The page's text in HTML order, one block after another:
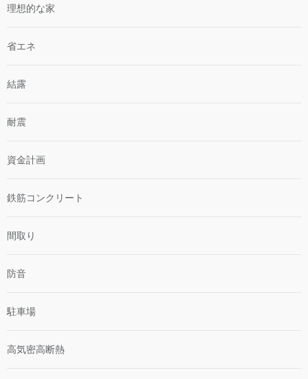
理想的な家
省エネ
結露
耐震
資金計画
鉄筋コンクリート
間取り
防音
駐車場
高気密高断熱